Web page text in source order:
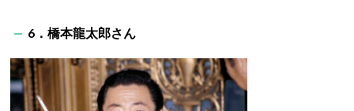
6．橋本龍太郎さん